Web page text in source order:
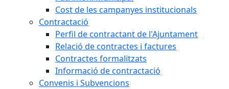
Cost de les campanyes institucionals
Contractació
Perfil de contractant de l'Ajuntament
Relació de contractes i factures
Contractes formalitzats
Informació de contractació
Convenis i Subvencions